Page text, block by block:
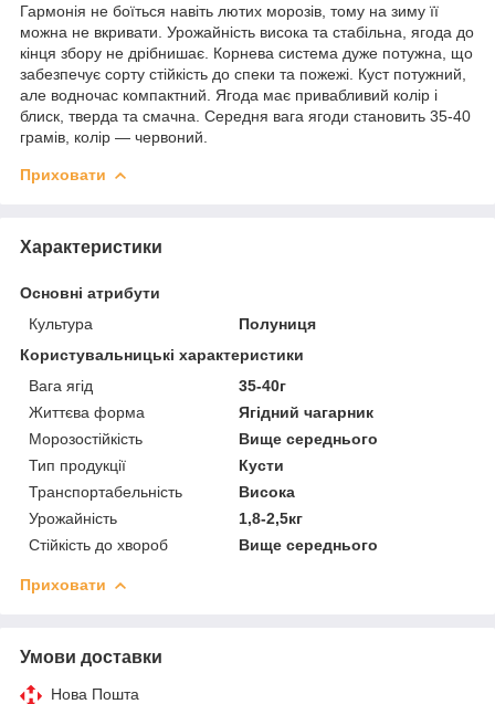
Гармонія не боїться навіть лютих морозів, тому на зиму її
можна не вкривати. Урожайність висока та стабільна, ягода до
кінця збору не дрібнишає. Корнева система дуже потужна, що
забезпечує сорту стійкість до спеки та пожежі. Куст потужний,
але водночас компактний. Ягода має привабливий колір і
блиск, тверда та смачна. Середня вага ягоди становить 35-40
грамів, колір — червоний.
Приховати
Характеристики
Основні атрибути
Культура
Полуниця
Користувальницькі характеристики
Вага ягід
35-40г
Життєва форма
Ягідний чагарник
Морозостійкість
Вище середнього
Тип продукції
Кусти
Транспортабельність
Висока
Урожайність
1,8-2,5кг
Стійкість до хвороб
Вище середнього
Приховати
Умови доставки
Нова Пошта